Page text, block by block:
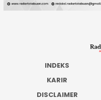
INDEKS
KARIR
DISCLAIMER